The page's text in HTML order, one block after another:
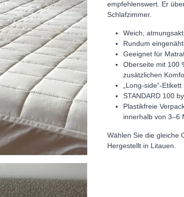
empfehlenswert. Er
Schlafzimmer.
Weich,
Rundum
Geeignet für
Oberseite mit 100
zusätzlichen
„Long-side“-
STANDARD 100
Plastikfreie
innerhalb von 3–6
Wählen Sie die gleiche
Hergestellt in Litauen.